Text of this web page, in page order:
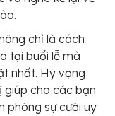
chỉ là cách
tại buổi lễ mà
nhất. Hy vọng
giúp cho các bạn
phóng sự cưới uy